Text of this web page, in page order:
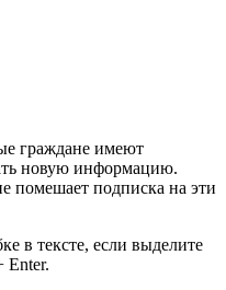
граждане имеют
новую информацию.
помешает подписка на эти
в тексте, если выделите
Enter.